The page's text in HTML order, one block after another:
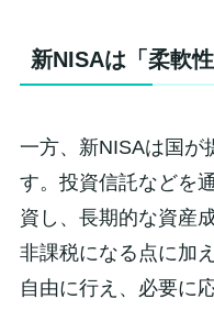
新NISAは「柔軟
一方、新NISAは国が
す。投資信託などを
資し、長期的な資産
非課税になる点に加
自由に行え、必要に